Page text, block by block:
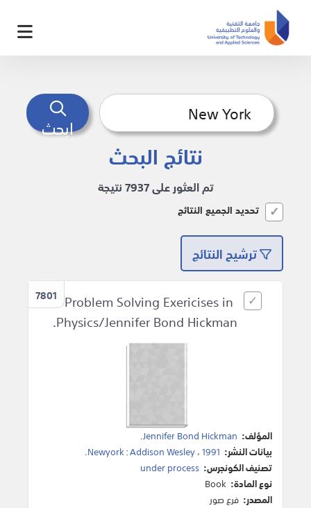
ابحث
نتائج البحث
تم العثور على 7937 نتيجة
تحديد الجميع النتائج
ترشيح النتائج
7801 Problem Solving Exericises in
Physics/Jennifer Bond Hickman.
المؤلف: Jennifer Bond Hickman
.
بيانات النشر:
Newyork:Addison Wesley،1991
.
تصنيف الكونجرس: under process
نوع المادة: Book
المصدر: فرع صور